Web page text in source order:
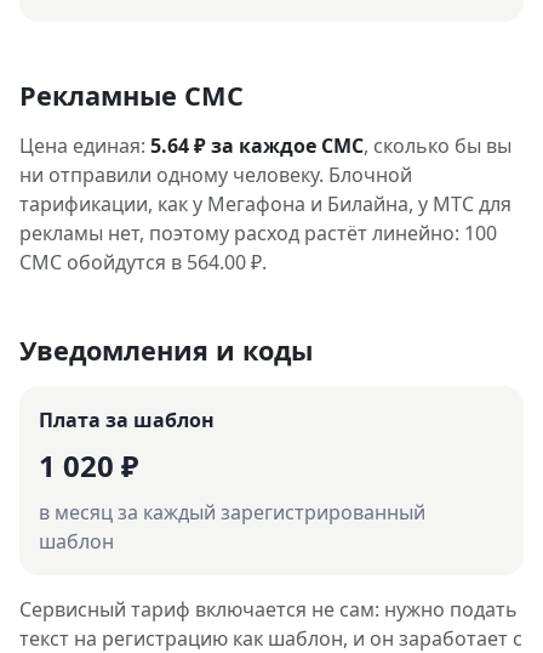
Рекламные СМС
Цена единая: 5.64 ₽ за каждое СМС, сколько бы вы
ни отправили одному человеку. Блочной
тарификации, как у Мегафона и Билайна, у МТС для
рекламы нет, поэтому расход растёт линейно: 100
СМС обойдутся в 564.00 ₽.
Уведомления и коды
Плата за шаблон
1 020 ₽
в месяц за каждый зарегистрированный
шаблон
Сервисный тариф включается не сам: нужно подать
текст на регистрацию как шаблон, и он заработает с